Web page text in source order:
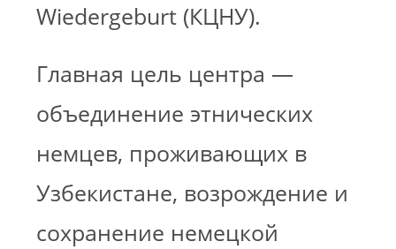
Wiedergeburt (КЦНУ).
Главная цель центра —
объединение этнических
немцев, проживающих в
Узбекистане, возрождение и
сохранение немецкой